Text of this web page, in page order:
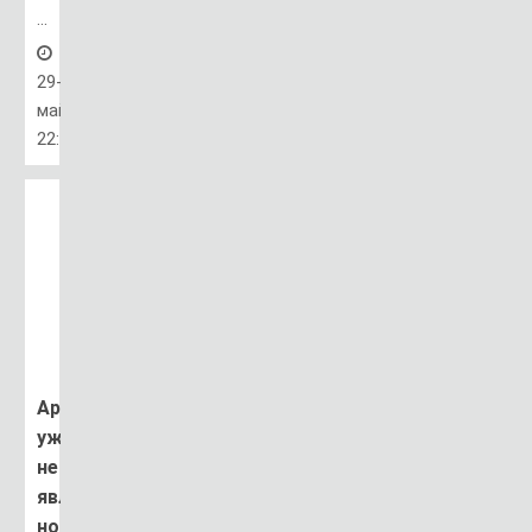
...
29-
май,
22:11
Apple
уже
не
является
номером